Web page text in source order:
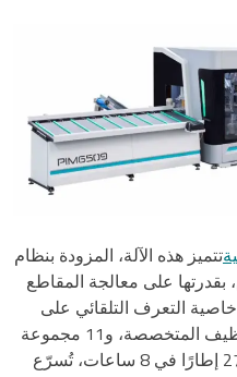
تتميز هذه الآلة، المزودة بنظام
بقدرتها على معالجة المقاطع
التعرف التلقائي على
مقاطع الإطار والإطار، وبرامج التنظيف المتخصصة، و11 مجموعة
شفرات مختلفة. بسعة تصل إلى 270 إطارًا في 8 ساعات، تُسرّع